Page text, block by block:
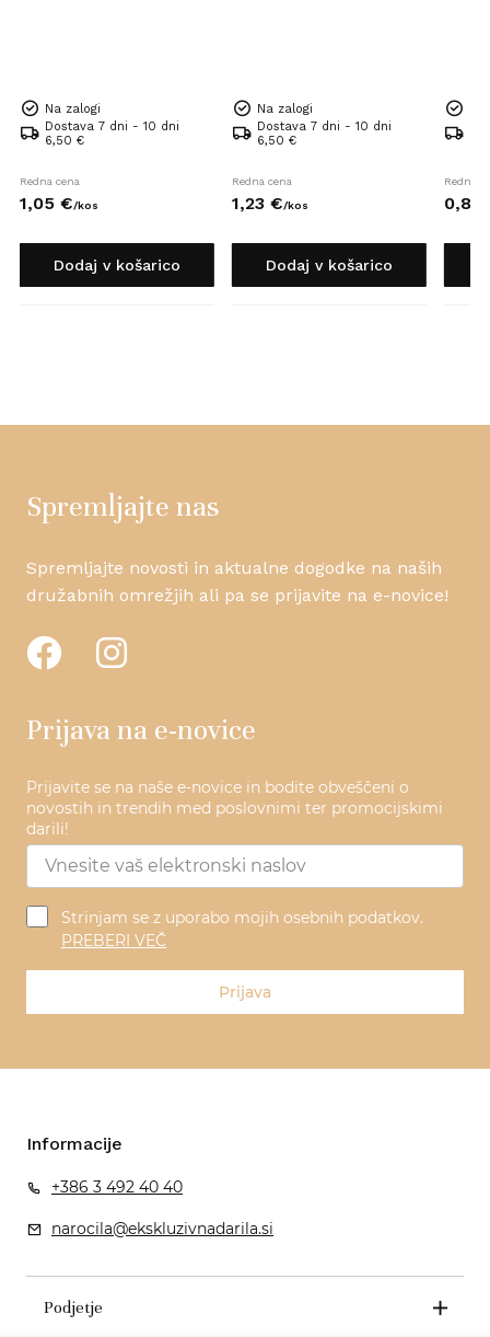
Na zalogi
Dostava 7 dni - 10 dni
6,50 €
Redna cena
1,05 €/kos
Dodaj v košarico
Na zalogi
Dostava 7 dni - 10 dni
6,50 €
Redna cena
1,23 €/kos
Dodaj v košarico
Redna
0,82
Spremljajte nas
Spremljajte novosti in aktualne dogodke na naših
družabnih omrežjih ali pa se prijavite na e-novice!
Prijava na e-novice
Prijavite se na naše e-novice in bodite obveščeni o
novostih in trendih med poslovnimi ter promocijskimi
darili!
Strinjam se z uporabo mojih osebnih podatkov.
PREBERI VEČ
Prijava
Informacije
+386 3 492 40 40
narocila@ekskluzivnadarila.si
Podjetje